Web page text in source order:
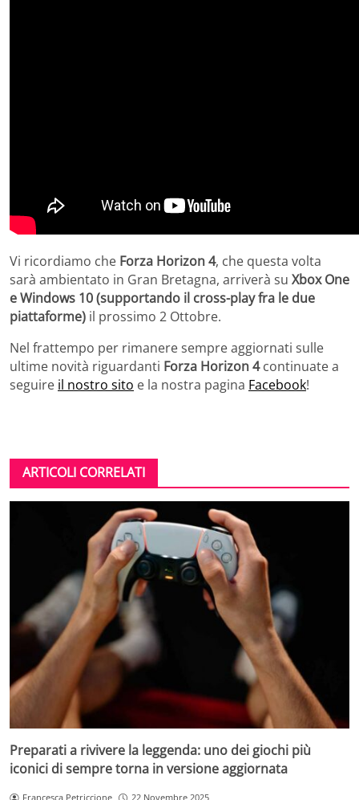
Vi ricordiamo che Forza Horizon 4, che questa volta
sarà ambientato in Gran Bretagna, arriverà su Xbox One
e Windows 10 (supportando il cross-play fra le due
piattaforme) il prossimo 2 Ottobre.
Nel frattempo per rimanere sempre aggiornati sulle
ultime novità riguardanti Forza Horizon 4continuate a
seguire il nostro sito e la nostra pagina Facebook!
ARTICOLI CORRELATI
Preparati a rivivere la leggenda: uno dei giochi più
iconici di sempre torna in versione aggiornata
Francesca Petriccione 22 Novembre 2025